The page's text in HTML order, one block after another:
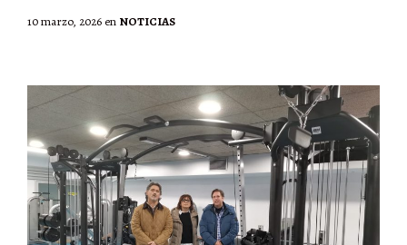
10 marzo, 2026 en NOTICIAS